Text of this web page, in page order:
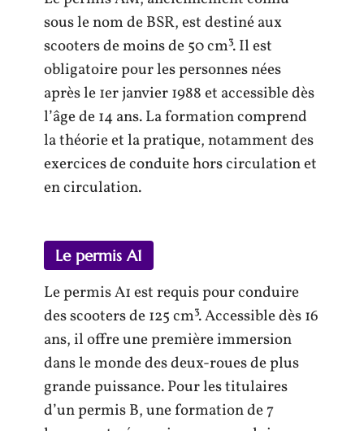
sous le nom de BSR, est destiné aux
scooters de moins de 50 cm³. Il est
obligatoire pour les personnes nées
après le 1er janvier 1988 et accessible dès
l’âge de 14 ans. La formation comprend
la théorie et la pratique, notamment des
exercices de conduite hors circulation et
en circulation.
Le permis A1
Le permis A1 est requis pour conduire
des scooters de 125 cm³. Accessible dès 16
ans, il offre une première immersion
dans le monde des deux-roues de plus
grande puissance. Pour les titulaires
d’un permis B, une formation de 7